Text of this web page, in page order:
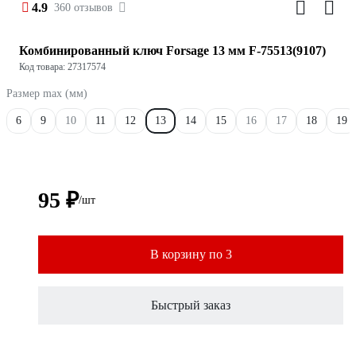
4.9 360 отзывов
Комбинированный ключ Forsage 13 мм F-75513(9107)
Код товара: 27317574
Размер max (мм)
6 9 10 11 12 13 14 15 16 17 18 19
95 ₽/шт
В корзину по 3
Быстрый заказ